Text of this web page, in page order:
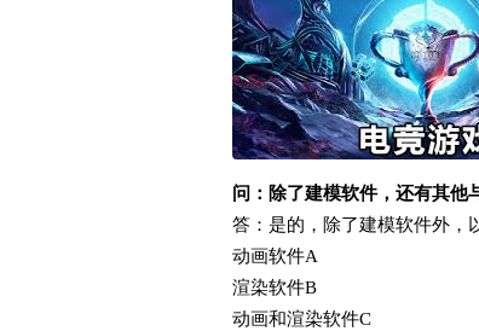
问：除了建模软件，还有其他
答：是的，除了建模软件外，
动画软件A
渲染软件B
动画和渲染软件C